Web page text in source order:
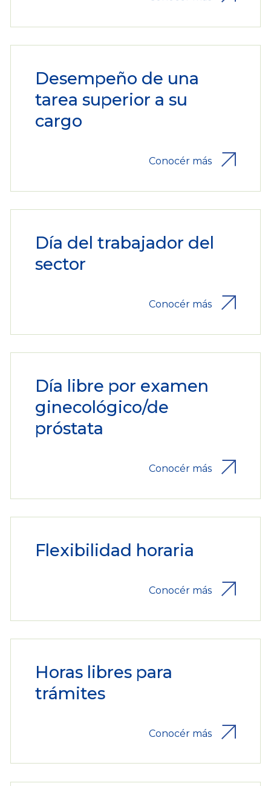
Desempeño de una
tarea superior a su
cargo
Conocér más
Día del trabajador del
sector
Conocér más
Día libre por examen
ginecológico/de
próstata
Conocér más
Flexibilidad horaria
Conocér más
Horas libres para
trámites
Conocér más